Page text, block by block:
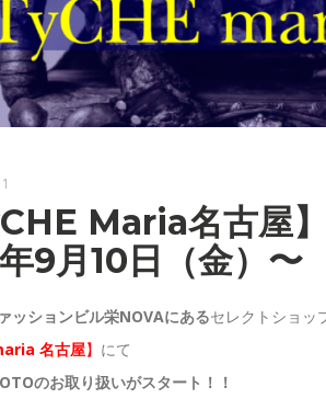
Maria名古屋
9月10日（金）〜
ッションビル栄NOVAにあるセレクトショッ
名古屋】 にて
のお取り扱いがスタート！！